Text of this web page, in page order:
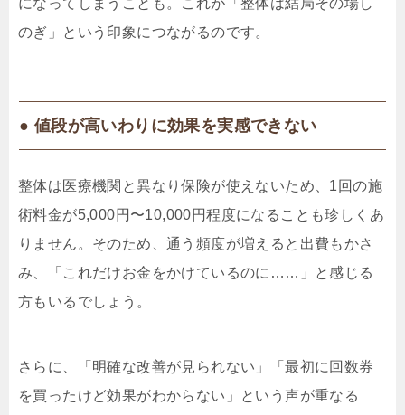
のぎ」という印象につながるのです。
● 値段が高いわりに効果を実感できない
整体は医療機関と異なり保険が使えないため、1回の施
術料金が5,000円〜10,000円程度になることも珍しくあ
りません。そのため、通う頻度が増えると出費もかさ
み、「これだけお金をかけているのに……」と感じる
方もいるでしょう。
さらに、「明確な改善が見られない」「最初に回数券
を買ったけど効果がわからない」という声が重なる